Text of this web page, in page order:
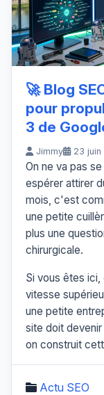
🚀 Blog
pour
3 de
Jimmy 23 juin
On ne va pas
espérer attirer
mois, c'est
une petite
plus une
chirurgicale.
Si vous êtes
vitesse
une petite
site doit
on construit
Actu SEO